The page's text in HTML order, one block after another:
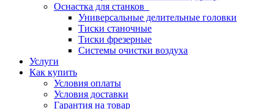
Оснастка для станков
Универсальные делительные головки
Тиски станочные
Тиски фрезерные
Системы очистки воздуха
Услуги
Как купить
Условия оплаты
Условия доставки
Гарантия на товар